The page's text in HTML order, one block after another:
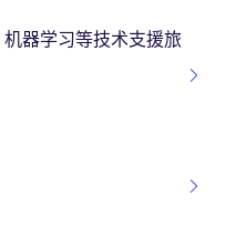
器学习等技术支援旅